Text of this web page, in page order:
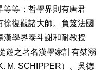
等等；哲學界則有唐君
復觀諸大師。負笈法國
漢學界泰斗謝和耐教授
遊之著名漢學家計有桀溺
M. SCHIPPER）、吳德